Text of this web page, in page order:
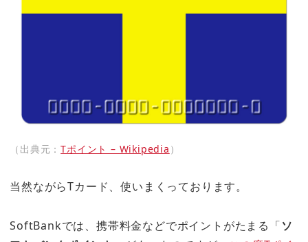
（出典元：Tポイント – Wikipedia ）
当然ながらTカード、使いまくっております。
SoftBankでは、携帯料金などでポイントがたまる「ソ